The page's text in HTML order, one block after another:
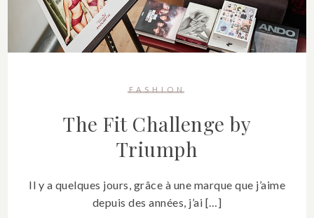
FASHION
The Fit Challenge by
Triumph
Il y a quelques jours, grâce à une marque que j’aime
depuis des années, j’ai […]